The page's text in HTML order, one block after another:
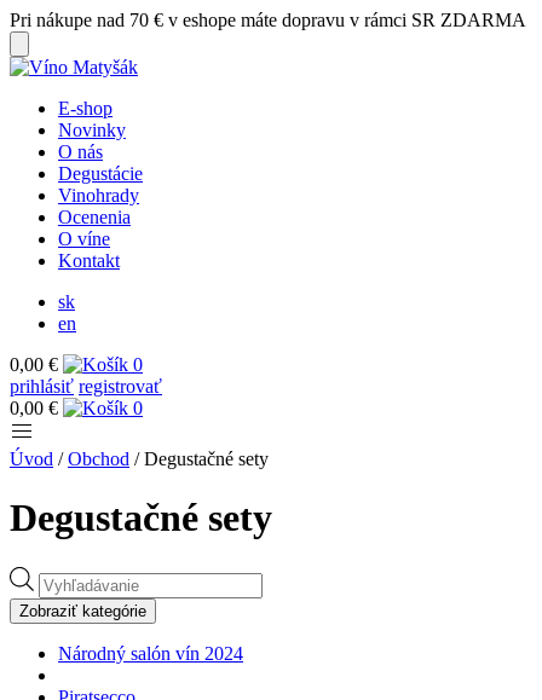
Pri nákupe nad 70 € v eshope máte dopravu v rámci SR ZDARMA
E-shop
Novinky
O nás
Degustácie
Vinohrady
Ocenenia
O víne
Kontakt
sk
en
0,00 €
0
prihlásiť registrovať
0,00 €
0
Úvod /Obchod /Degustačné sety
Degustačné sety
Products
search
Zobraziť kategórie
Národný salón vín 2024